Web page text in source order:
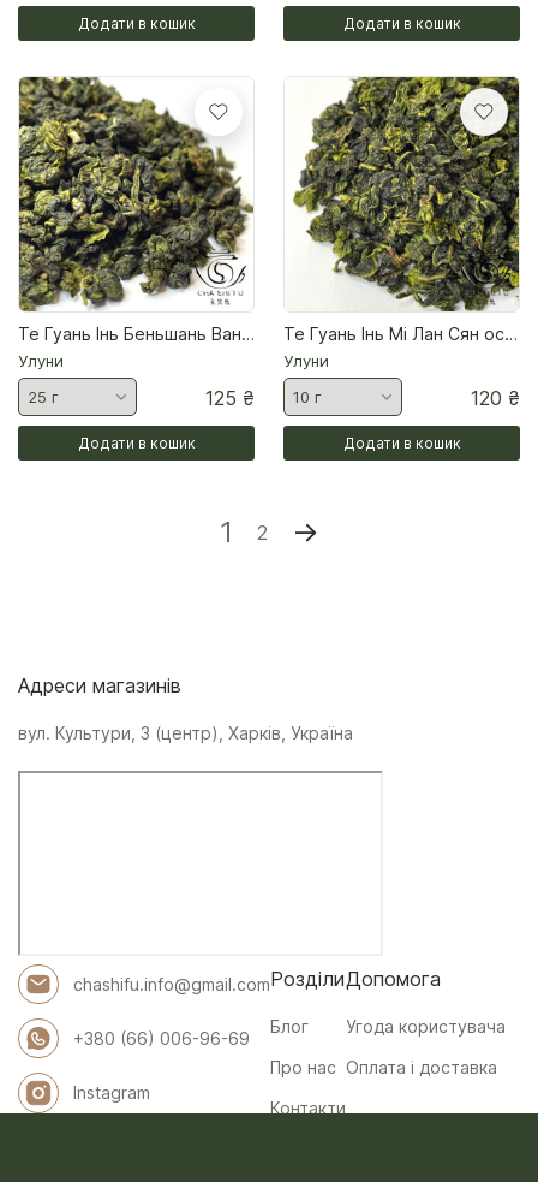
Додати в кошик Додати в кошик
Те Гуань Інь Беньшань Ван весна 2026
Улуни
125 ₴
Додати в кошик
Те Гуань Інь Мі Лан Сян осінь 2025 Чай улун
Улуни
120 ₴
Додати в кошик
1 2 →
Адреси магазинів
вул. Культури, 3 (центр), Харків, Україна
chashifu.info@gmail.com
+380 (66) 006-96-69
Instagram
Розділи
Блог
Про нас
Контакти
Допомога
Угода користувача
Оплата і доставка